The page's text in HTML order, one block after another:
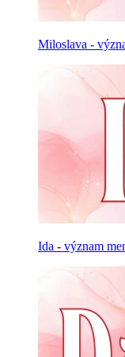
Miloslava -
Ida - význam